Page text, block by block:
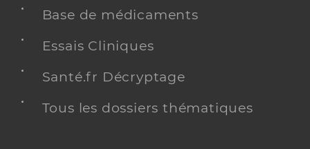
Base de médicaments
Essais Cliniques
Santé.fr Décryptage
Tous les dossiers thématiques